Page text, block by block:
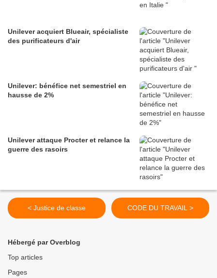
Unilever acquiert Blueair, spécialiste
des purificateurs d'air
Unilever: bénéfice net semestriel en
hausse de 2%
Unilever attaque Procter et relance la
guerre des rasoirs
< Justice de classe CODE DU TRAVAIL >
Hébergé par Overblog
Top articles
Pages